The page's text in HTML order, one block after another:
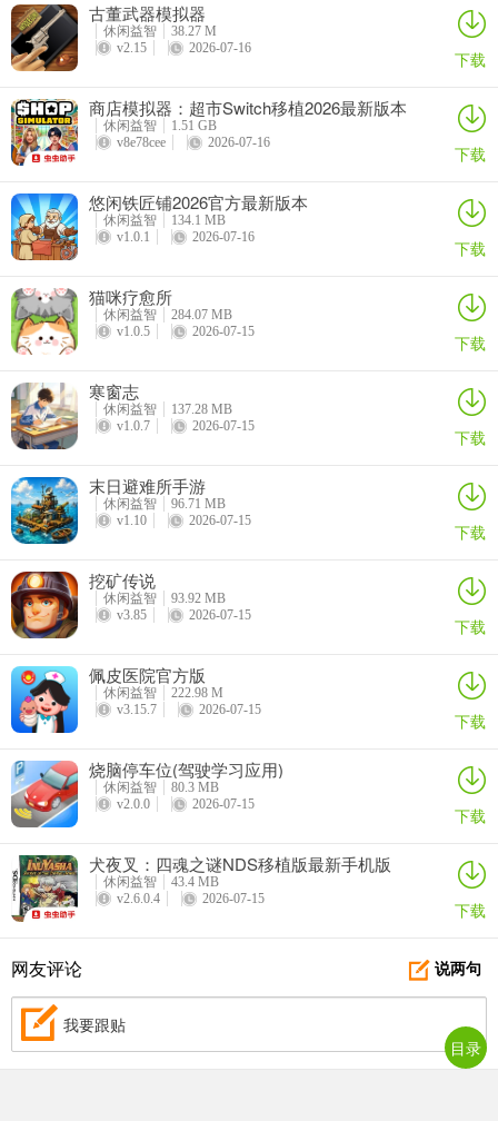
问：游戏过程中有什么需要注意的？
答：要高度还原美食制作步骤，合理规划店铺使其干净整洁，别忘了
升级餐厅和烹饪设备。
问：游戏有哪些亮点？
食物需要一定基础。
古董武器模拟器
休闲益智
38.27 M
v2.15
2026-07-16 下载
商店模拟器：超市Switch移植2026最新版本
休闲益智
1.51 GB
v8e78cee
2026-07-16 下载
悠闲铁匠铺2026官方最新版本
休闲益智
134.1 MB
v1.0.1
2026-07-16 下载
猫咪疗愈所
休闲益智
284.07 MB
v1.0.5
2026-07-15 下载
寒窗志
休闲益智
137.28 MB
v1.0.7
2026-07-15 下载
末日避难所手游
休闲益智
96.71 MB
v1.10
2026-07-15 下载
挖矿传说
休闲益智
93.92 MB
v3.85
2026-07-15 下载
佩皮医院官方版
休闲益智
222.98 M
v3.15.7
2026-07-15 下载
烧脑停车位(驾驶学习应用)
休闲益智
80.3 MB
v2.0.0
2026-07-15 下载
犬夜叉：四魂之谜NDS移植版最新手机版
休闲益智
43.4 MB
v2.6.0.4
2026-07-15 下载
说两句
网友评论
我要跟贴
目录